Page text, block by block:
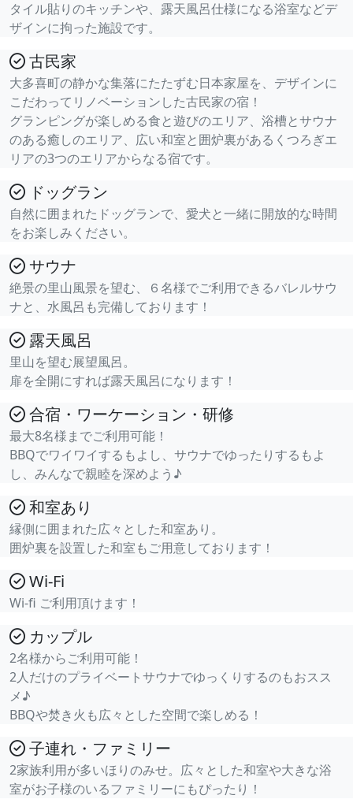
タイル貼りのキッチンや、露天風呂仕様になる浴室などデ
ザインに拘った施設です。
古民家
大多喜町の静かな集落にたたずむ日本家屋を、デザインに
こだわってリノベーションした古民家の宿！
グランピングが楽しめる食と遊びのエリア、浴槽とサウナ
のある癒しのエリア、広い和室と囲炉裏があるくつろぎエ
リアの3つのエリアからなる宿です。
ドッグラン
自然に囲まれたドッグランで、愛犬と一緒に開放的な時間
をお楽しみください。
サウナ
絶景の里山風景を望む、６名様でご利用できるバレルサウ
ナと、水風呂も完備しております！
露天風呂
里山を望む展望風呂。
扉を全開にすれば露天風呂になります！
合宿・ワーケーション・研修
最大8名様までご利用可能！
BBQでワイワイするもよし、サウナでゆったりするもよ
し、みんなで親睦を深めよう♪
和室あり
縁側に囲まれた広々とした和室あり。
囲炉裏を設置した和室もご用意しております！
Wi-Fi
Wi-fi ご利用頂けます！
カップル
2名様からご利用可能！
2人だけのプライベートサウナでゆっくりするのもおスス
メ♪
BBQや焚き火も広々とした空間で楽しめる！
子連れ・ファミリー
2家族利用が多いほりのみせ。広々とした和室や大きな浴
室がお子様のいるファミリーにもぴったり！